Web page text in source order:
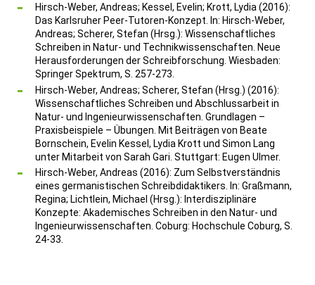
Hirsch-Weber, Andreas; Kessel, Evelin; Krott, Lydia (2016):
Das Karlsruher Peer-Tutoren-Konzept. In: Hirsch-Weber,
Andreas; Scherer, Stefan (Hrsg.): Wissenschaftliches
Schreiben in Natur- und Technikwissenschaften. Neue
Herausforderungen der Schreibforschung. Wiesbaden:
Springer Spektrum, S. 257-273.
Hirsch-Weber, Andreas; Scherer, Stefan (Hrsg.) (2016):
Wissenschaftliches Schreiben und Abschlussarbeit in
Natur- und Ingenieurwissenschaften. Grundlagen –
Praxisbeispiele – Übungen. Mit Beiträgen von Beate
Bornschein, Evelin Kessel, Lydia Krott und Simon Lang
unter Mitarbeit von Sarah Gari. Stuttgart: Eugen Ulmer.
Hirsch-Weber, Andreas (2016): Zum Selbstverständnis
eines germanistischen Schreibdidaktikers. In: Graßmann,
Regina; Lichtlein, Michael (Hrsg.): Interdisziplinäre
Konzepte: Akademisches Schreiben in den Natur- und
Ingenieurwissenschaften. Coburg: Hochschule Coburg, S.
24-33.